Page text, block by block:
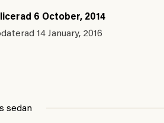
6 October, 2014
14 January, 2016
sedan